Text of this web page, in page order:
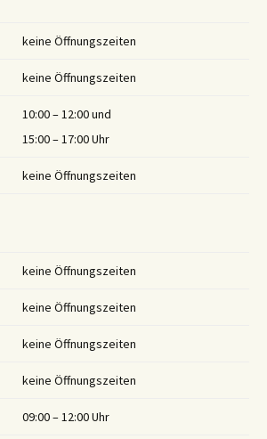
keine Öffnungszeiten
keine Öffnungszeiten
10:00 – 12:00 und
15:00 – 17:00 Uhr
keine Öffnungszeiten
keine Öffnungszeiten
keine Öffnungszeiten
keine Öffnungszeiten
keine Öffnungszeiten
09:00 – 12:00 Uhr